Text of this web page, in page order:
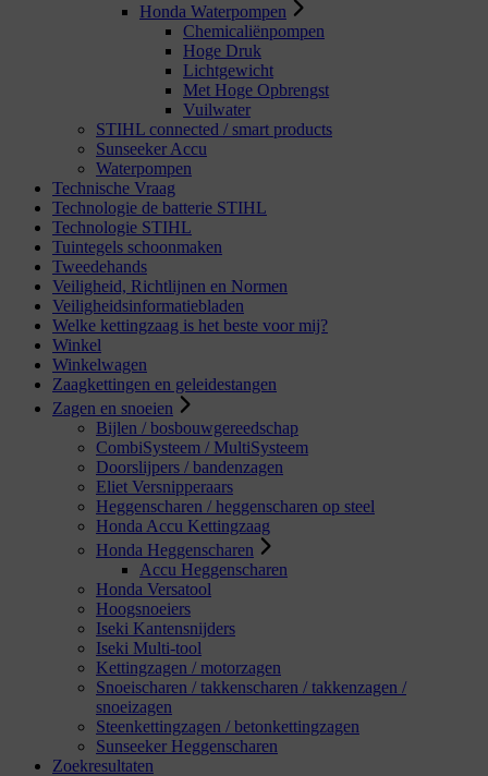
Honda Waterpompen
Chemicaliënpompen
Hoge Druk
Lichtgewicht
Met Hoge Opbrengst
Vuilwater
STIHL connected / smart products
Sunseeker Accu
Waterpompen
Technische Vraag
Technologie de batterie STIHL
Technologie STIHL
Tuintegels schoonmaken
Tweedehands
Veiligheid, Richtlijnen en Normen
Veiligheidsinformatiebladen
Welke kettingzaag is het beste voor mij?
Winkel
Winkelwagen
Zaagkettingen en geleidestangen
Zagen en snoeien
Bijlen / bosbouwgereedschap
CombiSysteem / MultiSysteem
Doorslijpers / bandenzagen
Eliet Versnipperaars
Heggenscharen / heggenscharen op steel
Honda Accu Kettingzaag
Honda Heggenscharen
Accu Heggenscharen
Honda Versatool
Hoogsnoeiers
Iseki Kantensnijders
Iseki Multi-tool
Kettingzagen / motorzagen
Snoeischaren / takkenscharen / takkenzagen /
snoeizagen
Steenkettingzagen / betonkettingzagen
Sunseeker Heggenscharen
Zoekresultaten